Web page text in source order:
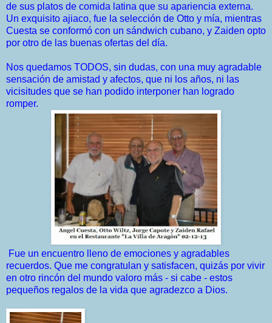
de sus platos de comida latina que su apariencia externa.
Un exquisito ajiaco, fue la selección de Otto y mía, mientras
Cuesta se conformó con un sándwich cubano, y Zaiden opto
por otro de las buenas ofertas del día.
Nos quedamos TODOS, sin dudas, con una muy agradable
sensación de amistad y afectos, que ni los años, ni las
vicisitudes que se han podido interponer han logrado
romper.
Fue un encuentro lleno de emociones y agradables
recuerdos. Que me congratulan y satisfacen, quizás por vivir
en otro rincón del mundo valoro más - si cabe - estos
pequeños regalos de la vida que agradezco a Dios.